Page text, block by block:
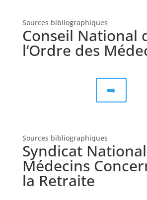
Sources bibliographiques
Conseil National
l’Ordre des
➡️
Sources bibliographiques
Syndicat
Médecins
la Retraite